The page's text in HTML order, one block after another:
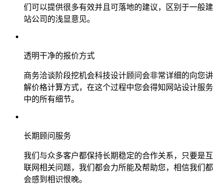
们可以提供很多有效并且可落地的建议，区别于一般建
站公司的浅显意见。
透明干净的报价方式
商务洽谈阶段挖机会科技设计顾问会非常详细的向您讲
解价格计算方式，在这个过程中您会得知网站设计服务
中的所有细节。
长期顾问服务
我们与众多客户都保持长期稳定的合作关系，只要是互
联网相关问题，我们都会力所能及帮助您，相信我们都
会感到相识恨晚。